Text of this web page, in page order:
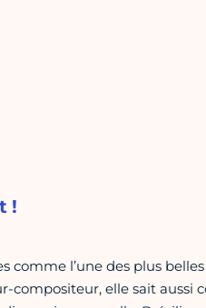
!
comme l’une des plus
compositeur, elle sait aussi